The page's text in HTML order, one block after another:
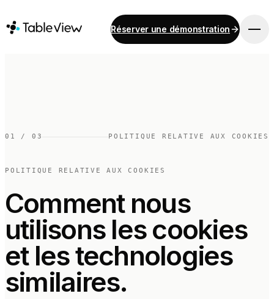
Réserver une démonstration
Comptabilité
Approvisionnement
Instant Site
SOLUTIONS
PAR TYPE DE LIEU
01 / 03 POLITIQUE RELATIVE AUX COOKIES
POLITIQUE RELATIVE AUX COOKIES
Comment nous
utilisons les cookies
et les technologies
similaires.